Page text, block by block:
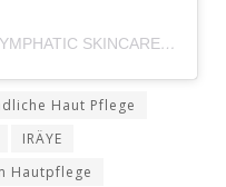
Ein Beitrag geteilt von IRÄYE | LYMPHATIC SKINCARE (@irayeskincare)
Haut Pflege
IRÄYE
Hautpflege